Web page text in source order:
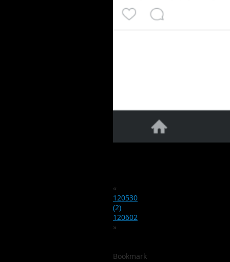
«
120530
(2)
120602
»
Bookmark